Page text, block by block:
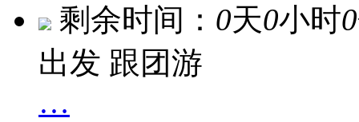
剩余时间： 0天0小时0
出发 跟团游
…